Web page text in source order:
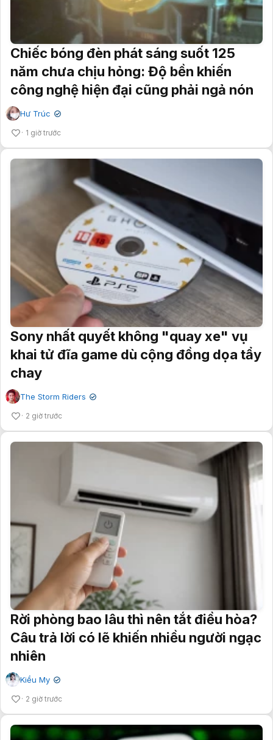
Chiếc bóng đèn phát sáng suốt 125
năm chưa chịu hỏng: Độ bền khiến
công nghệ hiện đại cũng phải ngả nón
Hư Trúc ✔
1 giờ trước
Sony nhất quyết không "quay xe" vụ
khai tử đĩa game dù cộng đồng dọa tẩy
chay
The Storm Riders ✔
2 giờ trước
Rời phòng bao lâu thì nên tắt điều hòa?
Câu trả lời có lẽ khiến nhiều người ngạc
nhiên
Kiều My ✔
2 giờ trước